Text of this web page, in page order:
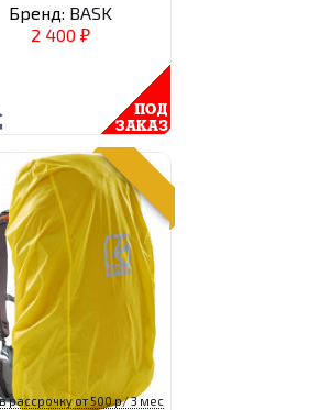
Бренд: BASK
2 400 ₽
рассрочку от 500 р/ 3 мес